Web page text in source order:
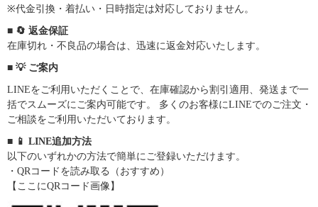
※代金引換・着払い・日時指定は対応しておりません。
■ 🔄 返金保証
在庫切れ・不良品の場合は、迅速に返金対応いたします。
■ 💡 ご案内
LINEをご利用いただくことで、在庫確認から割引適用、発送まで一
括でスムーズにご案内可能です。 多くのお客様にLINEでのご注文・
ご相談をご利用いただいております。
■ 📱 LINE追加方法
以下のいずれかの方法で簡単にご登録いただけます。
・QRコードを読み取る（おすすめ）
【ここにQRコード画像】